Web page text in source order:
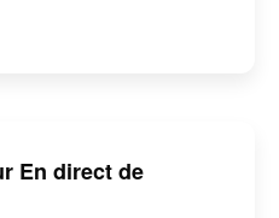
En direct de